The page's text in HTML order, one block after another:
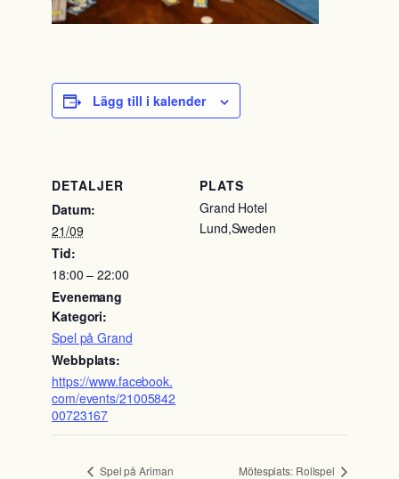
Lägg till i kalender
DETALJER
Datum:
21/09
Tid:
18:00 – 22:00
Evenemang
Kategori:
Spel på Grand
Webbplats:
https://www.facebook.
com/events/21005842
00723167
PLATS
Grand Hotel
Lund,Sweden
Spel på Ariman Mötesplats: Rollspel